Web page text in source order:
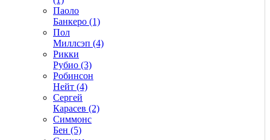
Паоло
Банкеро (1)
Пол
Миллсэп (4)
Рикки
Рубио (3)
Робинсон
Нейт (4)
Сергей
Карасев (2)
Симмонс
Бен (5)